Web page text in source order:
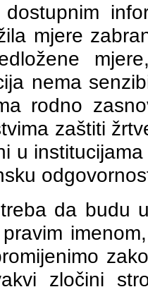
mjere
nema
rodno
zaštiti
u
da budu
zločini